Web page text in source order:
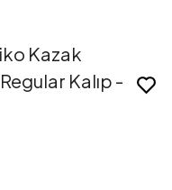
Kazak
Kalıp -